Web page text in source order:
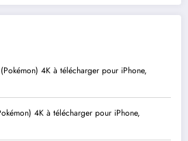
4K à télécharger pour iPhone,
4K à télécharger pour iPhone,